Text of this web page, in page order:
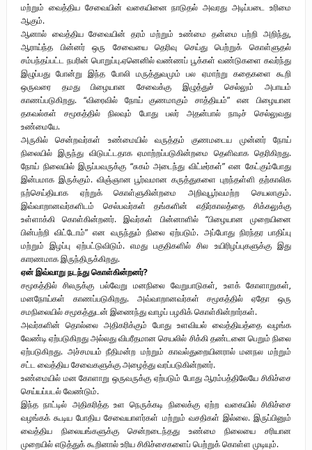
மற்றும் வைத்திய சேவையின் வகையினை நாடுதல் அவரது அடிப்படை உரிமை
ஆகும்.
ஆனால் வைத்திய சேவையின் தரம் மற்றும் உண்மை தன்மை பற்றி அறிந்து,
ஆராய்ந்த பின்னர் ஒரு சேவையை தெரிவு செய்து பெற்றுக் கொள்ளுதல்
சம்பந்தப்பட்ட நபரின் பொறுப்பு.ஏனெனில் வண்ணப் பூக்கள் வண்டுகளை கவர்ந்து
இழுப்பது போன்று இந்த போலி மருத்துவமும் பல ஏமாற்று கதைகளை கூறி
ஒருவரை தமது பிழையான சேவைக்கு இழுத்துச் செல்லும் அபாயம்
காணப்படுகிறது. “விரைவில் நோய் குணமாகும் சாத்தியம்” என பிழையான
தகவல்கள் சமூகத்தில் நிலவும் போது பலர் அதன்பால் நாடிச் செல்லுவது
உண்மையே.
அருகில் சென்றவர்கள் உண்மையில் வருத்தம் குணமடைய முன்னர் நோய்
நிலையில் இருந்து விடுபட்டதாக ஏமாற்றப்படுகின்றமை தெளிவாக தெரிகிறது.
நோய் நிலையில் இருப்பவருக்கு “சுகம் அடைந்து விட்டீர்கள்” என கேட்கும்போது
இன்பமாக இருக்கும். விஞ்ஞான பூர்வமான கருத்துகளை புறந்தள்ளி தற்காலிக
நற்செய்தியாக ஏற்றுக் கொள்ளுகின்றமை அறிவுபூர்வமற்ற செயலாகும்.
இவ்வாறானவர்களிடம் செல்பவர்கள் தங்களின் எதிர்காலத்தை சிக்கலுக்கு
உள்ளாக்கி கொள்கின்றனர். இவர்கள் பின்னாளில் “பிழையான முறையினை
பின்பற்றி விட்டோம்” என வருந்தும் நிலை ஏற்படும். அப்போது நிரந்தர பாதிப்பு
மற்றும் இழப்பு ஏற்பட்டுவிடும். எமது பகுதிகளில் சில உயிரிழப்புகளுக்கு இது
காரணமாக இருந்திருக்கிறது.
ஏன் இவ்வாறு நடந்து கொள்கின்றனர்?
சமூகத்தில் சிலருக்கு பல்வேறு மனநிலை வேறுபாடுகள், உளக் கோளாறுகள்,
மனநோய்கள் காணப்படுகிறது. அவ்வாறானவர்கள் சமூகத்தில் ஏதோ ஒரு
சமநிலையில் சமூகத்துடன் இணைந்து வாழப் பழகிக் கொள்கின்றார்கள்.
அவர்களின் தொல்லை அதிகரிக்கும் போது உளவியல் வைத்தியத்தை வழங்க
வேண்டி ஏற்படுகிறது அல்லது விபரீதமான செயலில் சிக்கி தண்டனை பெறும் நிலை
ஏற்படுகிறது. அச்சமயம் நீதிமன்ற மற்றும் காவல்துறையினரால் மனநல மற்றும்
சட்ட வைத்திய சேவைகளுக்கு அழைத்து வரப்படுகின்றனர்.
உண்மையில் மன கோளாறு ஒருவருக்கு ஏற்படும் போது ஆரம்பத்திலேயே சிகிச்சை
செய்யப்படல் வேண்டும்.
இந்த நாட்டில் அதிகரித்த உள நெருக்கடி நிலைக்கு ஏற்ற வகையில் சிகிச்சை
வழங்கக் கூடிய போதிய சேவையாளர்கள் மற்றும் வசதிகள் இல்லை. இருப்பினும்
வைத்திய நிலையங்களுக்கு சென்றடைந்தது உண்மை நிலையை சரியான
முறையில் எடுத்துக் கூறினால் உரிய சிகிச்சைகளைப் பெற்றுக் கொள்ள முடியும்.